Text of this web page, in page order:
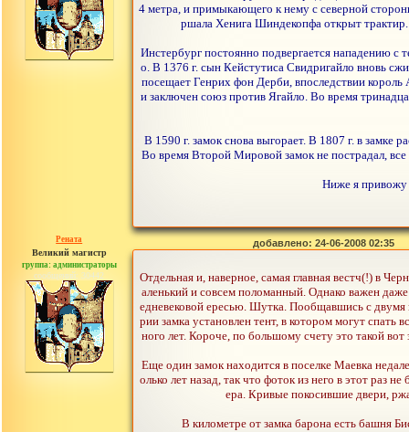
4 метра, и примыкающего к нему с северной
ршала Хенига Шиндекопфа открыт
Инстербург постоянно подвергается нападению с
о. В 1376 г. сын Кейстутиса Свидригайло вновь
посещает Генрих фон Дерби, впоследствии король
и заключен союз против Ягайло. Во время
В 1590 г. замок снова выгорает. В 1807 г. в замке
Во время Второй Мировой замок не пострадал, все
Ниже я привожу
Рената
Великий магистр
группа: администраторы
сообщений: 30442
добавлено: 24-06-2008 02:35
Отдельная и, наверное, самая главная вестч(!) в
аленький и совсем поломанный. Однако важен
едневековой ересью. Шутка. Пообщавшись с двумя
рии замка установлен тент, в котором могут
ного лет. Короче, по большому счету это такой
Еще один замок находится в поселке Маевка
олько лет назад, так что фоток из него в этот раз
ера. Кривые покосившие двери,
В километре от замка барона есть башня